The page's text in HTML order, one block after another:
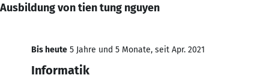
Ausbildung von tien tung nguyen
Bis heute 5 Jahre und 5 Monate, seit Apr. 2021
Informatik